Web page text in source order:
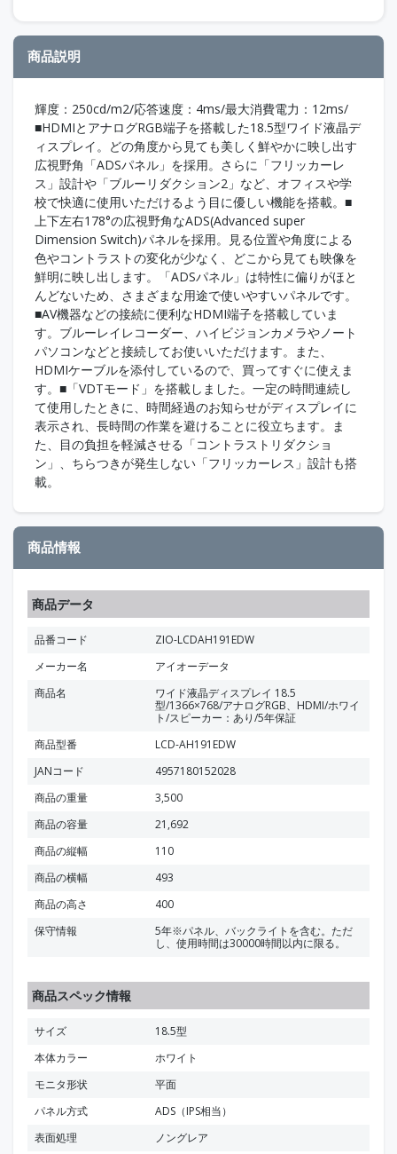
商品説明
輝度：250cd/m2/応答速度：4ms/最大消費電力：12ms/
■HDMIとアナログRGB端子を搭載した18.5型ワイド液晶デ
ィスプレイ。どの角度から見ても美しく鮮やかに映し出す
広視野角「ADSパネル」を採用。さらに「フリッカーレ
ス」設計や「ブルーリダクション2」など、オフィスや学
校で快適に使用いただけるよう目に優しい機能を搭載。■
上下左右178°の広視野角なADS(Advanced super
Dimension Switch)パネルを採用。見る位置や角度による
色やコントラストの変化が少なく、どこから見ても映像を
鮮明に映し出します。「ADSパネル」は特性に偏りがほと
んどないため、さまざまな用途で使いやすいパネルです。
■AV機器などの接続に便利なHDMI端子を搭載していま
す。ブルーレイレコーダー、ハイビジョンカメラやノート
パソコンなどと接続してお使いいただけます。また、
HDMIケーブルを添付しているので、買ってすぐに使えま
す。■「VDTモード」を搭載しました。一定の時間連続し
て使用したときに、時間経過のお知らせがディスプレイに
表示され、長時間の作業を避けることに役立ちます。ま
た、目の負担を軽減させる「コントラストリダクショ
ン」、ちらつきが発生しない「フリッカーレス」設計も搭
載。
商品情報
商品データ
品番コード
ZIO-LCDAH191EDW
メーカー名
アイオーデータ
商品名
ワイド液晶ディスプレイ 18.5
型/1366×768/アナログRGB、HDMI/ホワイ
ト/スピーカー：あり/5年保証
商品型番
LCD-AH191EDW
JANコード
4957180152028
商品の重量
3,500
商品の容量
21,692
商品の縦幅
110
商品の横幅
493
商品の高さ
400
保守情報
5年※パネル、バックライトを含む。ただ
し、使用時間は30000時間以内に限る。
商品スペック情報
サイズ
18.5型
本体カラー
ホワイト
モニタ形状
平面
パネル方式
ADS（IPS相当）
表面処理
ノングレア